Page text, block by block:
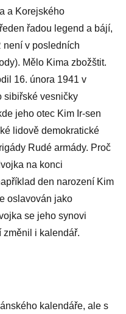
a Korejského
řadou legend a bájí,
není v posledních
Mělo Kima zbožštit.
16. února 1941 v
sibiřské vesničky
jeho otec Kim Ir-sen
lidově demokratické
Rudé armády. Proč
na konci
den narození Kim
oslavován jako
se jeho synovi
změnil i kalendář.
kalendáře, ale s